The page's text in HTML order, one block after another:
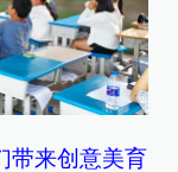
带来创意美育